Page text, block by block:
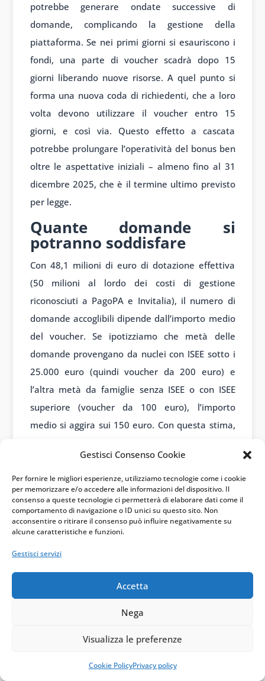
Gestisci Consenso Cookie
Per fornire le migliori esperienze, utilizziamo tecnologie come i cookie
per memorizzare e/o accedere alle informazioni del dispositivo. Il
consenso a queste tecnologie ci permetterà di elaborare dati come il
comportamento di navigazione o ID unici su questo sito. Non
acconsentire o ritirare il consenso può influire negativamente su
alcune caratteristiche e funzioni.
Gestisci servizi
Accetta
Nega
Visualizza le preferenze
Cookie PolicyPrivacy policy
potrebbe generare ondate successive di
domande, complicando la gestione della
piattaforma. Se nei primi giorni si esauriscono i
fondi, una parte di voucher scadrà dopo 15
giorni liberando nuove risorse. A quel punto si
forma una nuova coda di richiedenti, che a loro
volta devono utilizzare il voucher entro 15
giorni, e così via. Questo effetto a cascata
potrebbe prolungare l’operatività del bonus ben
oltre le aspettative iniziali – almeno fino al 31
dicembre 2025, che è il termine ultimo previsto
per legge.
Quante domande si
potranno soddisfare
Con 48,1 milioni di euro di dotazione effettiva
(50 milioni al lordo dei costi di gestione
riconosciuti a PagoPA e Invitalia), il numero di
domande accoglibili dipende dall’importo medio
del voucher. Se ipotizziamo che metà delle
domande provengano da nuclei con ISEE sotto i
25.000 euro (quindi voucher da 200 euro) e
l’altra metà da famiglie senza ISEE o con ISEE
superiore (voucher da 100 euro), l’importo
medio si aggira sui 150 euro. Con questa stima,
da famiglie con ISEE basso – scenario plausibile
considerando che l’incentivo è più interessante
per chi ha un reddito contenuto – l’importo
accoglibili scenderebbe. Diciamo che in uno
scenario pessimistico si potrebbero soddisfare
Il mercato italiano degli elettrodomestici vale
i dati di settore. Anche nello scenario più